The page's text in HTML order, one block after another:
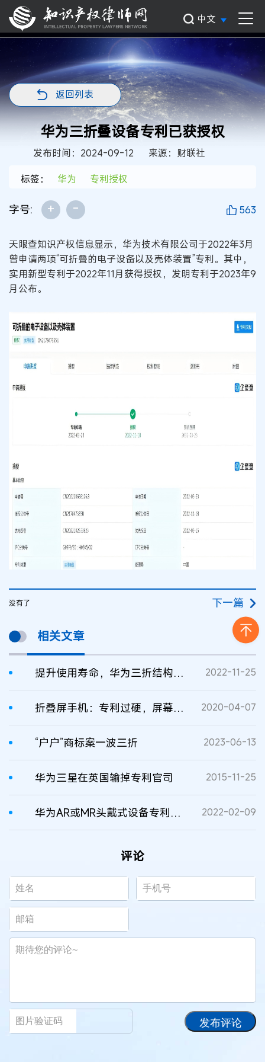
中文
返回列表
华为三折叠设备专利已获授权
发布时间：2024-09-12
来源：财联社
标签：
华为 专利授权
字号: + - 563
天眼查知识产权信息显示，华为技术有限公司于2022年3月
曾申请两项“可折叠的电子设备以及壳体装置”专利。其中，
实用新型专利于2022年11月获得授权，发明专利于2023年9
月公布。
没有了 下一篇
相关文章
提升使用寿命，华为三折结构折叠屏专利获授权 2022-11-25
折叠屏手机：专利过硬，屏幕方耐“折” 2020-04-07
“户户”商标案一波三折 2023-06-13
华为三星在英国输掉专利官司 2015-11-25
华为AR或MR头戴式设备专利获授权 2022-02-09
评论
发布评论